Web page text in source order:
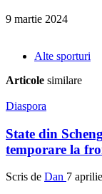
9 martie 2024
Alte sporturi
Articole similare
Diaspora
State din
temporare la
Scris de Dan 7